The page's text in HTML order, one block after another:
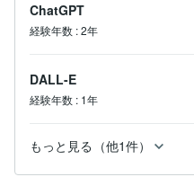
ChatGPT
経験年数 :2年
DALL-E
経験年数 : 1年
もっと見る（他1件）